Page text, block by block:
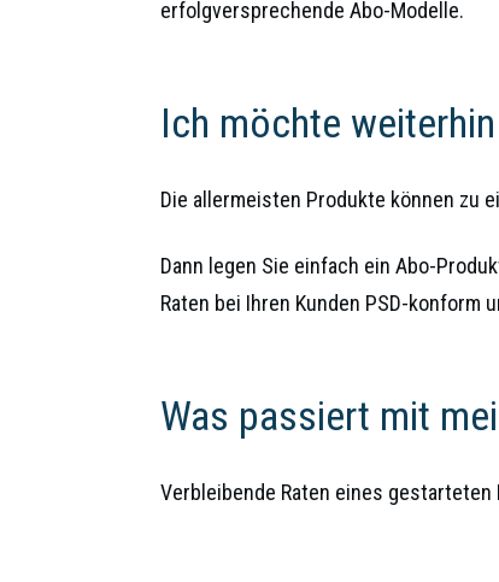
erfolgversprechende Abo-Modelle.
Ich möchte
Die allermeisten Produkte können zu
Dann legen Sie einfach ein Abo-
Raten bei Ihren Kunden PSD-konform
Was passiert mit
Verbleibende Raten eines